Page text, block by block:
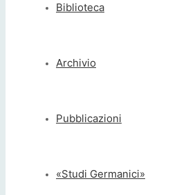
Biblioteca
Archivio
Pubblicazioni
«Studi Germanici»